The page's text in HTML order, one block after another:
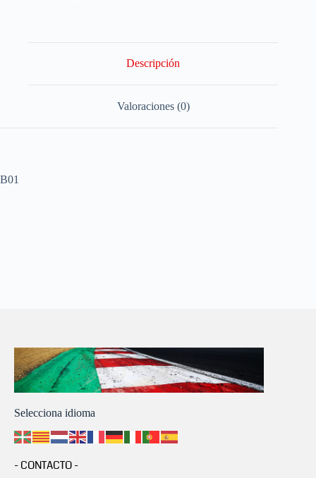
Descripción
Valoraciones (0)
B01
Selecciona idioma
- CONTACTO -